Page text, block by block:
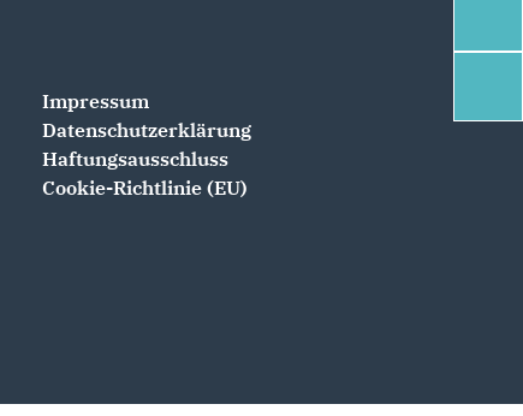
Impressum
Datenschutzerklärung
Haftungsausschluss
Cookie-Richtlinie (EU)